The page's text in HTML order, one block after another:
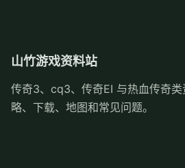
山竹游戏资料站
传奇3、cq3、传奇EI 与热血传奇
略、下载、地图和常见问题。